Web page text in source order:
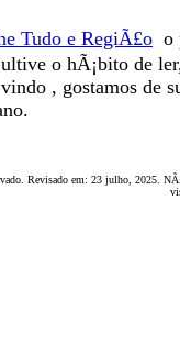
Tudo e RegiÃ£o o
o hÃ¡bito de
, gostamos de
Revisado em: 23 julho, 2025 .